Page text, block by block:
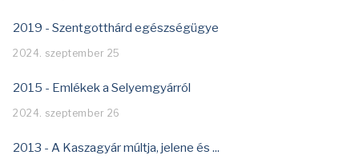
2019 - Szentgotthárd egészségügye
2024. szeptember 25
2015 - Emlékek a Selyemgyárról
2024. szeptember 26
2013 - A Kaszagyár múltja, jelene és ...